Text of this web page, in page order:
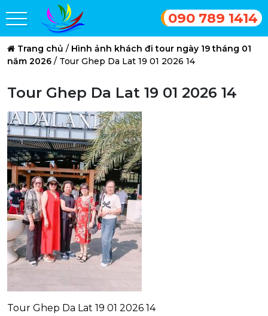
090 789 1414
Trang chủ / Hình ảnh khách đi tour ngày 19 tháng 01
năm 2026 / Tour Ghep Da Lat 19 01 2026 14
Tour Ghep Da Lat 19 01 2026 14
Tour Ghep Da Lat 19 01 2026 14